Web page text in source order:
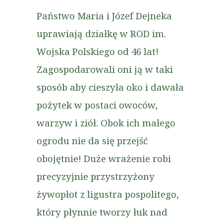
Państwo Maria i Józef Dejneka
uprawiają działkę w ROD im.
Wojska Polskiego od 46 lat!
Zagospodarowali oni ją w taki
sposób aby cieszyła oko i dawała
pożytek w postaci owoców,
warzyw i ziół. Obok ich małego
ogrodu nie da się przejść
obojętnie! Duże wrażenie robi
precyzyjnie przystrzyżony
żywopłot z ligustra pospolitego,
który płynnie tworzy łuk nad